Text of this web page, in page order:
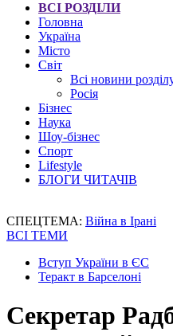
ВСІ РОЗДІЛИ
Головна
Україна
Місто
Світ
Всі новини
Росія
Бізнес
Наука
Шоу-бізнес
Спорт
Lifestyle
БЛОГИ ЧИТАЧІВ
СПЕЦТЕМА: Війна в Ірані
ВСІ ТЕМИ
Вступ України в ЄС
Теракт в Барселоні
Секретар